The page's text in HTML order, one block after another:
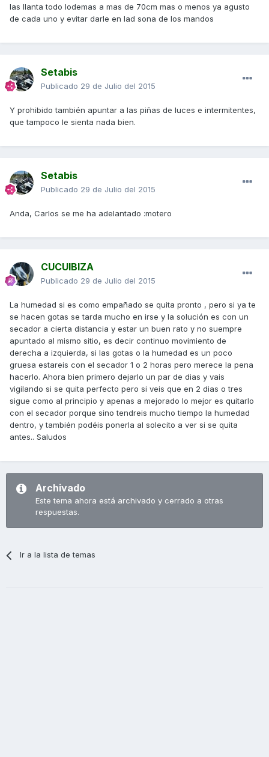
las llanta todo lodemas a mas de 70cm mas o menos ya agusto
de cada uno y evitar darle en lad sona de los mandos
Setabis
Publicado 29 de Julio del 2015
Y prohibido también apuntar a las piñas de luces e intermitentes,
que tampoco le sienta nada bien.
Setabis
Publicado 29 de Julio del 2015
Anda, Carlos se me ha adelantado :motero
CUCUIBIZA
Publicado 29 de Julio del 2015
La humedad si es como empañado se quita pronto , pero si ya te
se hacen gotas se tarda mucho en irse y la solución es con un
secador a cierta distancia y estar un buen rato y no suempre
apuntado al mismo sitio, es decir continuo movimiento de
derecha a izquierda, si las gotas o la humedad es un poco
gruesa estareis con el secador 1 o 2 horas pero merece la pena
hacerlo. Ahora bien primero dejarlo un par de dias y vais
vigilando si se quita perfecto pero si veis que en 2 dias o tres
sigue como al principio y apenas a mejorado lo mejor es quitarlo
con el secador porque sino tendreis mucho tiempo la humedad
dentro, y también podéis ponerla al solecito a ver si se quita
antes.. Saludos
Archivado
Este tema ahora está archivado y cerrado a otras
respuestas.
Ir a la lista de temas